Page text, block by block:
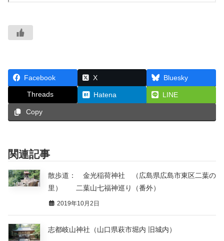
Facebook X Bluesky
Threads Hatena LINE
Copy
関連記事
散歩道： 金光稲荷神社 （広島県広島市東区二葉の
里） 二葉山七福神巡り（番外）
2019年10月2日
志都岐山神社（山口県萩市堀内 旧城内）